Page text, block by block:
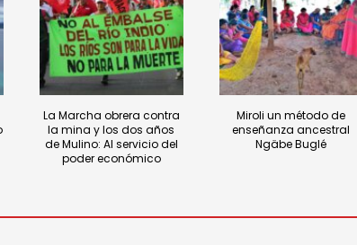
La Marcha obrera contra
la mina y los dos años
de Mulino: Al servicio del
poder económico
Miroli un método de
enseñanza ancestral
Ngäbe Buglé